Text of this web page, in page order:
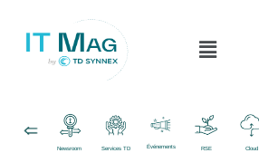
Newsroom Services TD Événements RSE Cloud